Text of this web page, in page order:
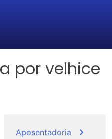
por velhice
Aposentadoria